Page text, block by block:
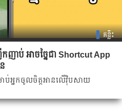
គន្លឹះ
អាចច្នៃជា Shortcut App
ប់អ្នកចូលចិត្តអានលើវ៉ិបសាយ